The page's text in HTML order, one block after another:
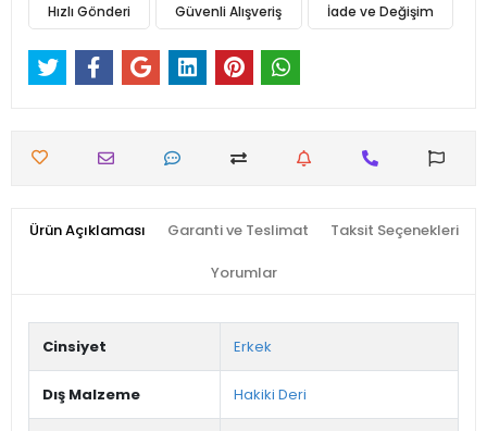
Hızlı Gönderi Güvenli Alışveriş İade ve Değişim
Ürün Açıklaması Garanti ve Teslimat Taksit Seçenekleri
Yorumlar
Cinsiyet Erkek
Dış Malzeme Hakiki Deri